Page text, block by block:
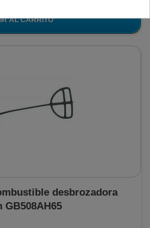
AL CARRITO
desbrozadora
GB508AH65